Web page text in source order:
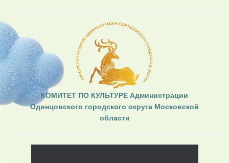
КОМИТЕТ ПО КУЛЬТУРЕ Администрации
Одинцовского городского округа Московской
области